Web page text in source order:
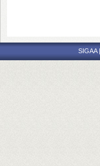
SIGAA